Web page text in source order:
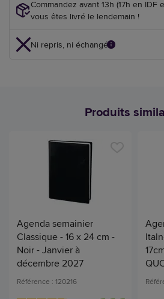
Commandez avant 13h (17h en IDF
vous êtes livré le lendemain !
Ni repris, ni échangé
Produits
Agenda semainier
Classique - 16 x 24 cm -
Noir - Janvier à
décembre 2027
Référence : 120216